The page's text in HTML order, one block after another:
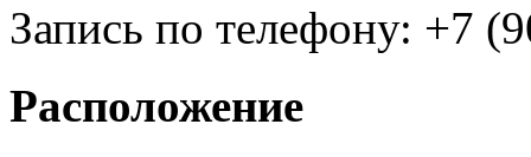
Запись по телефону: +7
Расположение